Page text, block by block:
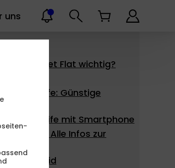
uns
bei der Allnet Flat wichtig?
Handy Tarife: Günstige
finden
Handytarife mit Smartphone
Alle Infos zur
Prepaid